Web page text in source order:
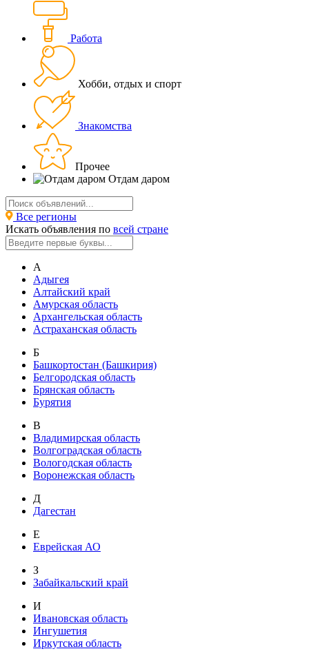
Работа
Хобби, отдых и спорт
Знакомства
Прочее
Отдам даром
Все регионы
Искать объявления по всей стране
А
Адыгея
Алтайский край
Амурская область
Архангельская область
Астраханская область
Б
Башкортостан (Башкирия)
Белгородская область
Брянская область
Бурятия
В
Владимирская область
Волгоградская область
Вологодская область
Воронежская область
Д
Дагестан
Е
Еврейская АО
З
Забайкальский край
И
Ивановская область
Ингушетия
Иркутская область